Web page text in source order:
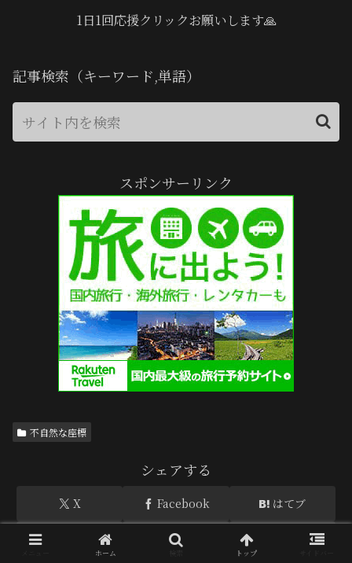
1日1回応援クリックお願いします🙏
記事検索（キーワード,単語）
スポンサーリンク
不自然な座標
シェアする
X Facebook はてブ
Pinterest
ホーム トップ